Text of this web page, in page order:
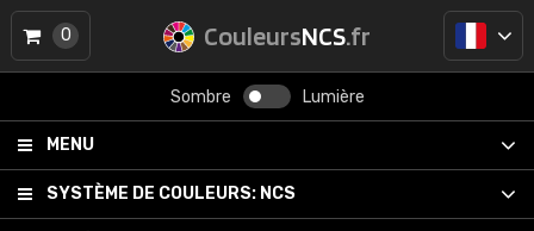
CouleursNCS.fr
Sombre Lumière
MENU
SYSTÈME DE COULEURS: NCS
0